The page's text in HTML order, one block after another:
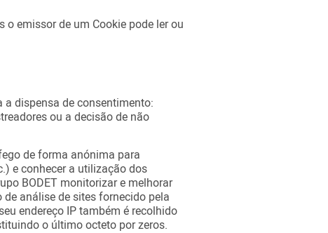
emissor de um Cookie pode ler ou
a dispensa de consentimento:
ou a decisão de não
de forma anónima para
e conhecer a utilização dos
BODET monitorizar e melhorar
análise de sites fornecido pela
endereço IP também é recolhido
o último octeto por zeros.